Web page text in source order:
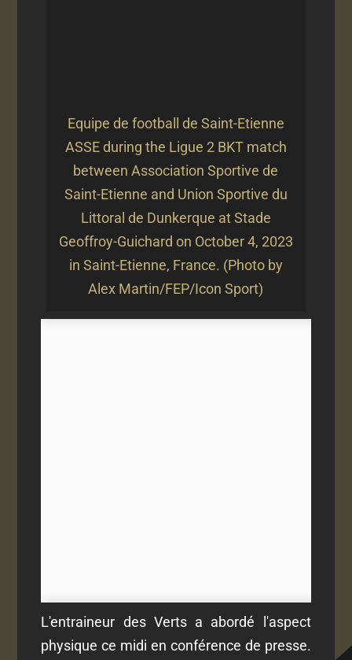
Equipe de football de Saint-Etienne
ASSE during the Ligue 2 BKT match
between Association Sportive de
Saint-Etienne and Union Sportive du
Littoral de Dunkerque at Stade
Geoffroy-Guichard on October 4, 2023
in Saint-Etienne, France. (Photo by
Alex Martin/FEP/Icon Sport)
L'entraineur des Verts a abordé l'aspect
physique ce midi en conférence de presse.